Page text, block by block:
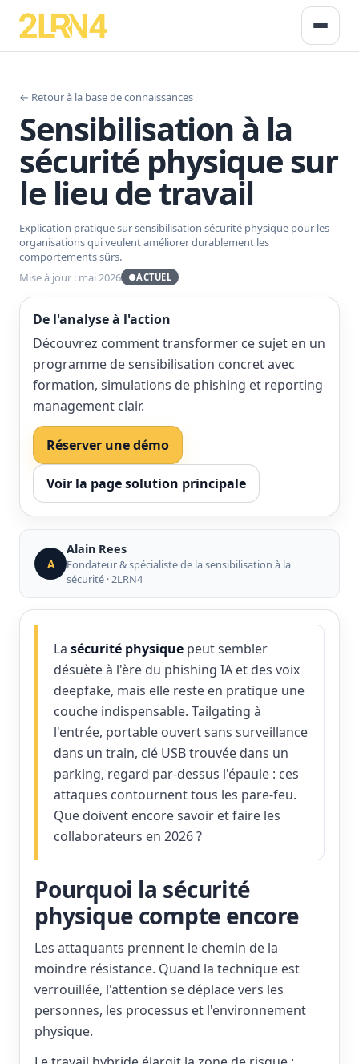
← Retour à la base de connaissances
Sensibilisation à la
sécurité physique sur
le lieu de travail
Explication pratique sur sensibilisation sécurité physique pour les
organisations qui veulent améliorer durablement les
comportements sûrs.
Mise à jour : mai 2026
●ACTUEL
De l'analyse à l'action
Découvrez comment transformer ce sujet en un
programme de sensibilisation concret avec
formation, simulations de phishing et reporting
management clair.
Réserver une démo
Voir la page solution principale
A
Alain Rees
Fondateur & spécialiste de la sensibilisation à la
sécurité · 2LRN4
La sécurité physique peut sembler
désuète à l'ère du phishing IA et des voix
deepfake, mais elle reste en pratique une
couche indispensable. Tailgating à
l'entrée, portable ouvert sans surveillance
dans un train, clé USB trouvée dans un
parking, regard par-dessus l'épaule : ces
attaques contournent tous les pare-feu.
Que doivent encore savoir et faire les
collaborateurs en 2026 ?
Pourquoi la sécurité
physique compte encore
Les attaquants prennent le chemin de la
moindre résistance. Quand la technique est
verrouillée, l'attention se déplace vers les
personnes, les processus et l'environnement
physique.